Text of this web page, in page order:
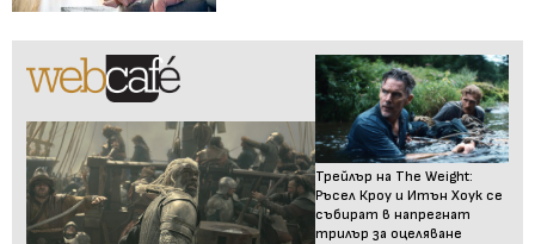
Трейлър на The Weight:
Ръсел Кроу и Итън Хоук се
събират в напрегнат
трилър за оцеляване